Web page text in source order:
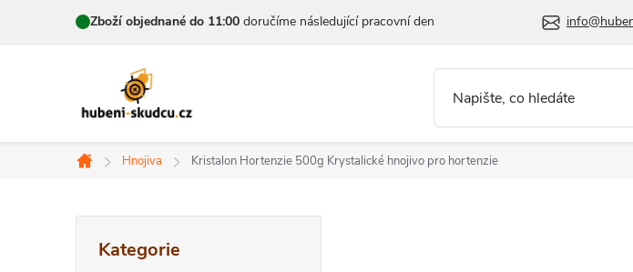
Zboží objednané do 11:00 doručíme následující pracovní den
Domů
Hnojiva Kristalon Hortenzie 500g Krystalické hnojivo pro hortenzie
kategorie
Kategorie